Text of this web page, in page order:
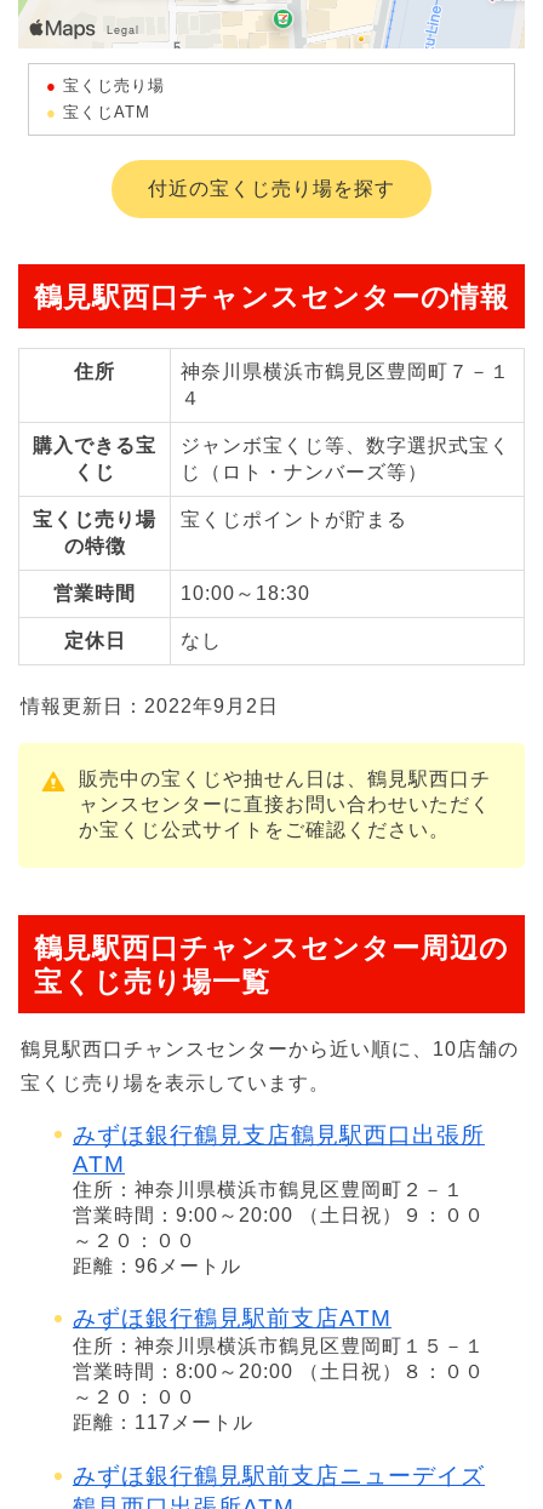
宝くじ売り場
宝くじATM
付近の宝くじ売り場を探す
鶴見駅西口チャンスセンターの情報
住所
神奈川県横浜市鶴見区豊岡町７－１
４
購入できる宝
くじ
ジャンボ宝くじ等、数字選択式宝く
じ（ロト・ナンバーズ等）
宝くじ売り場
の特徴
宝くじポイントが貯まる
営業時間 10:00～18:30
定休日 なし
情報更新日：2022年9月2日
販売中の宝くじや抽せん日は、鶴見駅西口チ
ャンスセンターに直接お問い合わせいただく
か宝くじ公式サイトをご確認ください。
鶴見駅西口チャンスセンター周辺の
宝くじ売り場一覧
鶴見駅西口チャンスセンターから近い順に、10店舗の
宝くじ売り場を表示しています。
みずほ銀行鶴見支店鶴見駅西口出張所
ATM
住所：神奈川県横浜市鶴見区豊岡町２－１
営業時間：9:00～20:00 （土日祝）９：００
～２０：００
距離：96メートル
みずほ銀行鶴見駅前支店ATM
住所：神奈川県横浜市鶴見区豊岡町１５－１
営業時間：8:00～20:00 （土日祝）８：００
～２０：００
距離：117メートル
みずほ銀行鶴見駅前支店ニューデイズ